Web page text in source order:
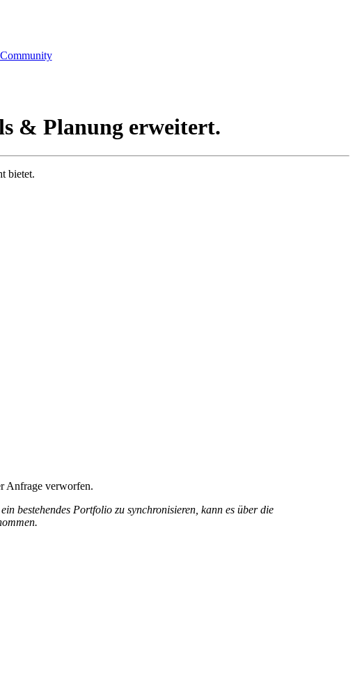
& Planung erweitert.
bietet.
Anfrage verworfen.
bestehendes Portfolio zu synchronisieren, kann es über die